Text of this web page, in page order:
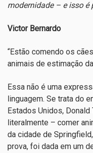
modernidade – e isso é
Victor Bernardo
“Estão comendo os
animais de estimação
Essa não é uma
linguagem. Se trata do
Estados Unidos,
literalmente – comer
da cidade de
prova, foi dada em um